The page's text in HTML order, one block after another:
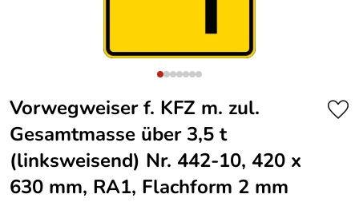
Vorwegweiser f. KFZ m. zul.
Gesamtmasse über 3,5 t
(linksweisend) Nr. 442-10, 420 x
630 mm, RA1, Flachform 2 mm